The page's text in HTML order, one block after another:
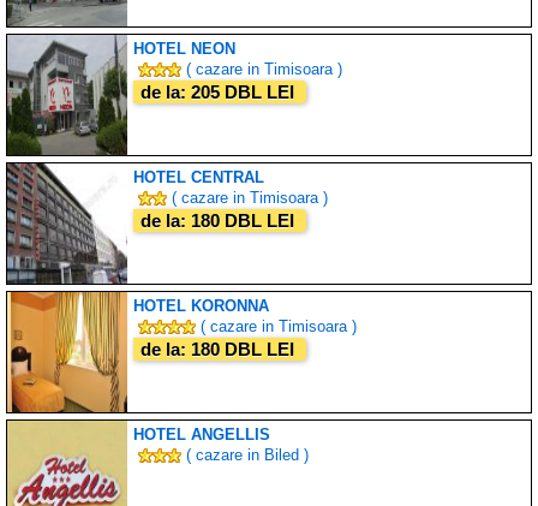
HOTEL NEON
( cazare in Timisoara )
de la: 205 DBL LEI
HOTEL CENTRAL
( cazare in Timisoara )
de la: 180 DBL LEI
HOTEL KORONNA
( cazare in Timisoara )
de la: 180 DBL LEI
HOTEL ANGELLIS
( cazare in Biled )